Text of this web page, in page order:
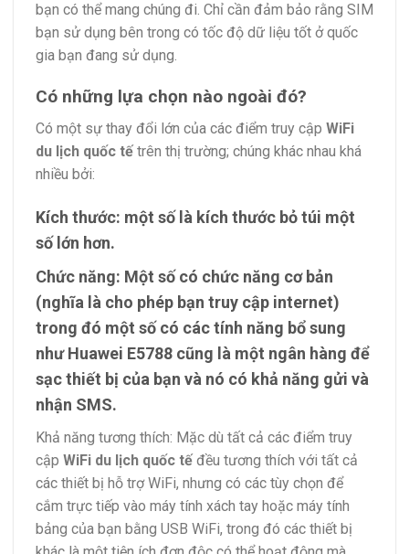
bạn có thể mang chúng đi. Chỉ cần đảm bảo rằng SIM
bạn sử dụng bên trong có tốc độ dữ liệu tốt ở quốc
gia bạn đang sử dụng.
Có những lựa chọn nào ngoài đó?
Có một sự thay đổi lớn của các điểm truy cập WiFi
du lịch quốc tếtrên thị trường; chúng khác nhau khá
nhiều bởi:
Kích thước: một số là kích thước bỏ túi một
số lớn hơn.
Chức năng: Một số có chức năng cơ bản
(nghĩa là cho phép bạn truy cập internet)
trong đó một số có các tính năng bổ sung
như Huawei E5788 cũng là một ngân hàng để
sạc thiết bị của bạn và nó có khả năng gửi và
nhận SMS.
Khả năng tương thích: Mặc dù tất cả các điểm truy
cập WiFi du lịch quốc tếđều tương thích với tất cả
các thiết bị hỗ trợ WiFi, nhưng có các tùy chọn để
cắm trực tiếp vào máy tính xách tay hoặc máy tính
bảng của bạn bằng USB WiFi, trong đó các thiết bị